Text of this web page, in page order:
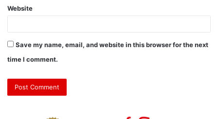
Website
Save my name, email, and website in this browser for the next
time I comment.